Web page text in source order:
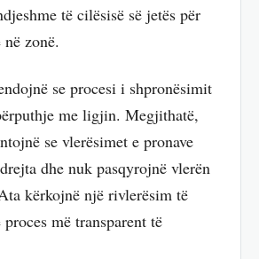
të cilësisë së jetës për
zonë.
se procesi i shpronësimit
me ligjin. Megjithatë,
se vlerësimet e pronave
dhe nuk pasqyrojnë vlerën
kërkojnë një rivlerësim të
më transparent të